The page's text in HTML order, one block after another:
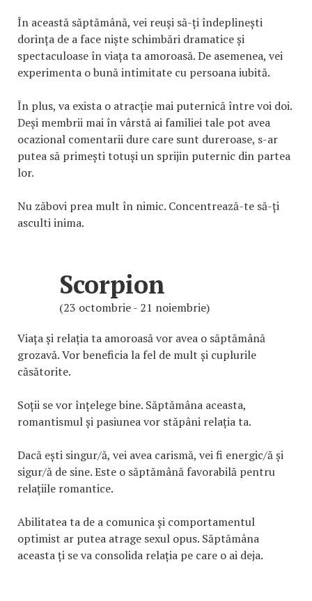
În această săptămână, vei reuși să-ți îndeplinești
dorința de a face niște schimbări dramatice și
spectaculoase în viața ta amoroasă. De asemenea, vei
experimenta o bună intimitate cu persoana iubită.
În plus, va exista o atracție mai puternică între voi doi.
Deși membrii mai în vârstă ai familiei tale pot avea
ocazional comentarii dure care sunt dureroase, s-ar
putea să primești totuși un sprijin puternic din partea
lor.
Nu zăbovi prea mult în nimic. Concentrează-te să-ți
asculti inima.
Scorpion
(23 octombrie - 21 noiembrie)
Viața și relația ta amoroasă vor avea o săptămână
grozavă. Vor beneficia la fel de mult și cuplurile
căsătorite.
Soții se vor înțelege bine. Săptămâna aceasta,
romantismul și pasiunea vor stăpâni relația ta.
Dacă ești singur/ă, vei avea carismă, vei fi energic/ă și
sigur/ă de sine. Este o săptămână favorabilă pentru
relațiile romantice.
Abilitatea ta de a comunica și comportamentul
optimist ar putea atrage sexul opus. Săptămâna
aceasta ți se va consolida relația pe care o ai deja.